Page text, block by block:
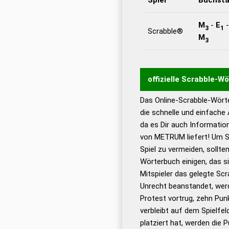
Scrabble®
M3- E1
M3
offizielle Scrabble-
Wortwurzel liefert mit
Wortanalyse-
Wortbedeutung,
Gültigkeit eines
bestimmen!
Wörterbücher sind:
Das Online-Scrabble-
die schnelle und
da es Dir auch
von METRUM liefert! Um
Spiel zu vermeiden,
Wörterbuch einigen, das
Mitspieler das gelegte
Unrecht beanstandet,
Protest vortrug, zehn
verbleibt auf dem
platziert hat, werden die